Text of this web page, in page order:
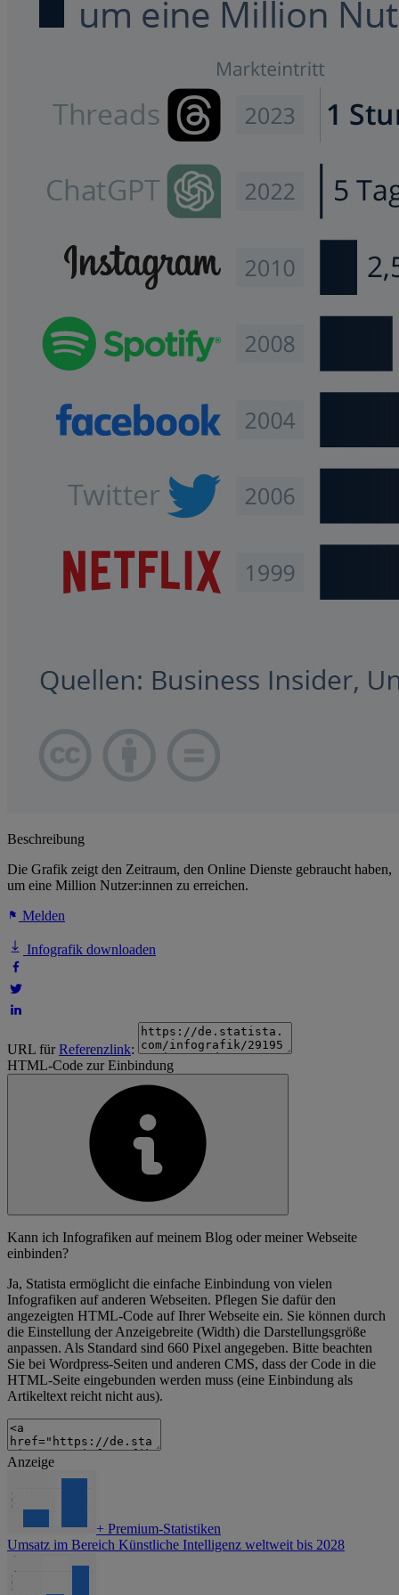
Beschreibung
Die Grafik zeigt den Zeitraum, den Online Dienste gebraucht haben,
um eine Million Nutzer:innen zu erreichen.
Melden
Infografik downloaden
URL fürReferenzlink:
HTML-Code zur Einbindung
Kann ich Infografiken auf meinem Blog oder meiner Webseite
einbinden?
Ja, Statista ermöglicht die einfache Einbindung von vielen
Infografiken auf anderen Webseiten. Pflegen Sie dafür den
angezeigten HTML-Code auf Ihrer Webseite ein. Sie können durch
die Einstellung der Anzeigebreite (Width) die Darstellungsgröße
anpassen. Als Standard sind 660 Pixel angegeben. Bitte beachten
Sie bei Wordpress-Seiten und anderen CMS, dass der Code in die
HTML-Seite eingebunden werden muss (eine Einbindung als
Artikeltext reicht nicht aus).
Anzeige
+ Premium-Statistiken
Umsatz im Bereich Künstliche Intelligenz weltweit bis 2028